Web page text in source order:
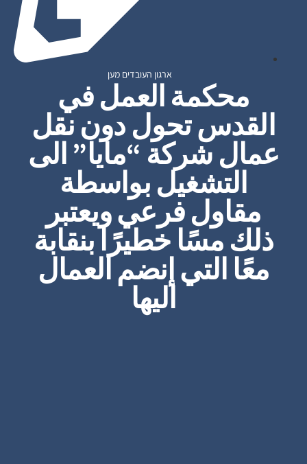
ארגון העובדים מען
محكمة العمل في
القدس تحول دون نقل
عمال شركة “مايا” الى
التشغيل بواسطة
مقاول فرعي ويعتبر
ذلك مسًا خطيرًا بنقابة
معًا التي إنضم العمال
اليها